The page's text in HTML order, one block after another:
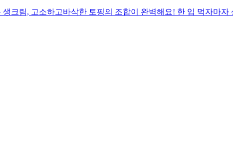
크림, 고소하고바삭한 토핑의 조합이 완벽해요! 한 입 먹자마